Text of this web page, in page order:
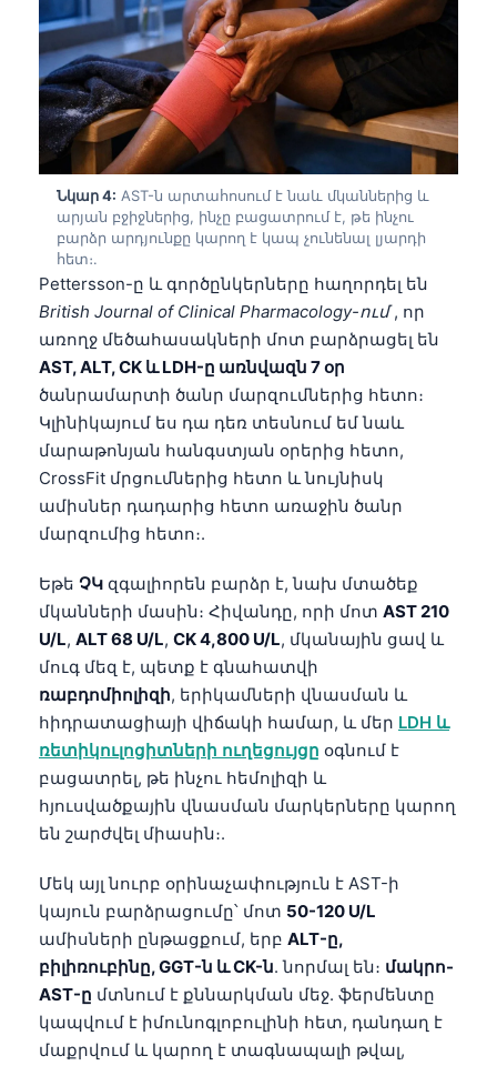
Նկար 4: AST-ն արտահոսում է նաև մկաններից և
արյան բջիջներից, ինչը բացատրում է, թե ինչու
բարձր արդյունքը կարող է կապ չունենալ լյարդի
հետ։.
Pettersson-ը և գործընկերները հաղորդել են
British Journal of Clinical Pharmacology-ում, որ
առողջ մեծահասակների մոտ բարձրացել են
AST, ALT, CK և LDH-ը առնվազն 7 օր
ծանրամարտի ծանր մարզումներից հետո։
Կլինիկայում ես դա դեռ տեսնում եմ նաև
մարաթոնյան հանգստյան օրերից հետո,
CrossFit մրցումներից հետո և նույնիսկ
ամիսներ դադարից հետո առաջին ծանր
մարզումից հետո։.
Եթե ՉԿ զգալիորեն բարձր է, նախ մտածեք
մկանների մասին։ Հիվանդը, որի մոտ AST 210
U/L, ALT 68 U/L, CK 4,800 U/L, մկանային ցավ և
մուգ մեզ է, պետք է գնահատվի
ռաբդոմիոլիզի, երիկամների վնասման և
հիդրատացիայի վիճակի համար, և մեր LDH և
ռետիկուլոցիտների ուղեցույցը օգնում է
բացատրել, թե ինչու հեմոլիզի և
հյուսվածքային վնասման մարկերները կարող
են շարժվել միասին։.
Մեկ այլ նուրբ օրինաչափություն է AST-ի
կայուն բարձրացումը՝ մոտ 50-120 U/L
ամիսների ընթացքում, երբ ALT-ը,
բիլիռուբինը, GGT-ն և CK-ն. նորմալ են։ մակրո-
AST-ը մտնում է քննարկման մեջ. ֆերմենտը
կապվում է իմունոգլոբուլինի հետ, դանդաղ է
մաքրվում և կարող է տագնապալի թվալ,
پښتو
سنڌي
සිංහල
অসমীয়া
Latviešu valoda
Македонски јазик
Euskara
Gàidhlig
Occitan
العربية المغربية
Afrikaans
ພາສາລາວ
Basa Jawa
Cebuano
ئۇيغۇرچە
Кыргызча
Татар теле
Беларуская мова
Esperanto
Frysk
Ślōnskŏ gŏdka
Norsk bokmål